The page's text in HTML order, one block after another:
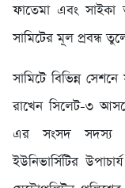
ফাতেমা এবং সাইকা
সামিটের মূল প্রবন্ধ
সামিটে বিভিন্ন
রাখেন সিলেট-৩
এর সংসদ সদস্য
ইউনিভার্সিটির